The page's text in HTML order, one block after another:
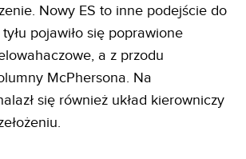
Nowy ES to inne podejście do
pojawiło się poprawione
a z przodu
McPhersona. Na
się również układ kierowniczy